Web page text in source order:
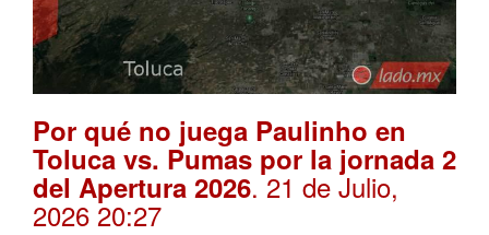
Por qué no juega Paulinho en
Toluca vs. Pumas por la jornada 2
del Apertura 2026. 21 de Julio,
2026 20:27